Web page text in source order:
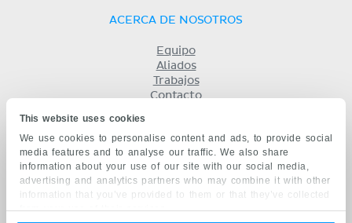
This website uses cookies
We use cookies to personalise content and ads, to provide social
media features and to analyse our traffic. We also share
information about your use of our site with our social media,
advertising and analytics partners who may combine it with other
information that you’ve provided to them or that they’ve collected
from your use of their services.
ACERCA DE NOSOTROS
Equipo
Aliados
Trabajos
Contacto
Privacidad
KENHUB EN...
English